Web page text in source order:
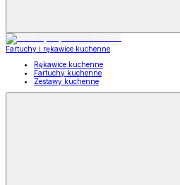
Fartuchy i rękawice kuchenne
Rękawice kuchenne
Fartuchy kuchenne
Zestawy kuchenne